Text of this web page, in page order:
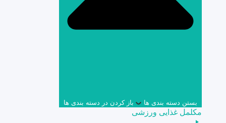
بستن دسته بندی ها باز کردن در دسته بندی ها
مکلمل غذایی ورزشی